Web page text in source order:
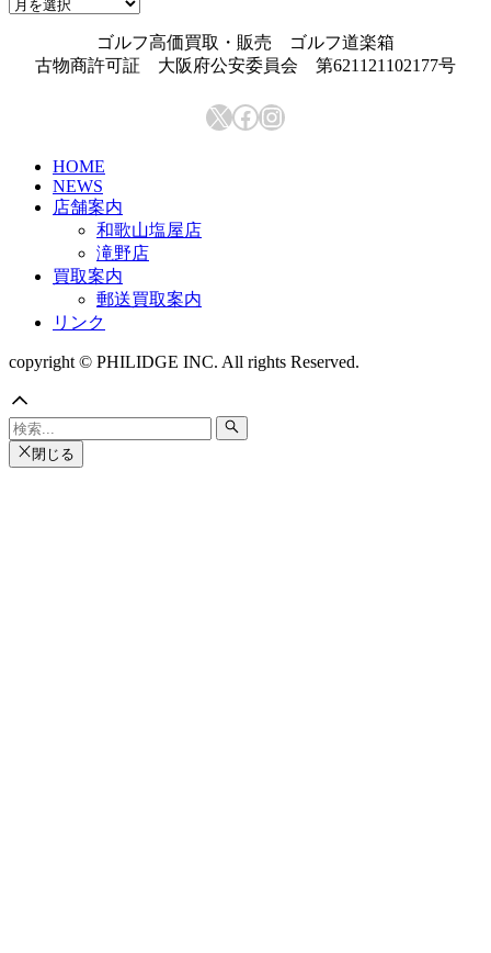
ゴルフ高価買取・販売 ゴルフ道楽箱
古物商許可証 大阪府公安委員会 第621121102177号
X Facebook
Instagram
HOME
NEWS
店舗案内
和歌山塩屋店
滝野店
買取案内
郵送買取案内
リンク
copyright © PHILIDGE INC. All rights Reserved.
閉じる